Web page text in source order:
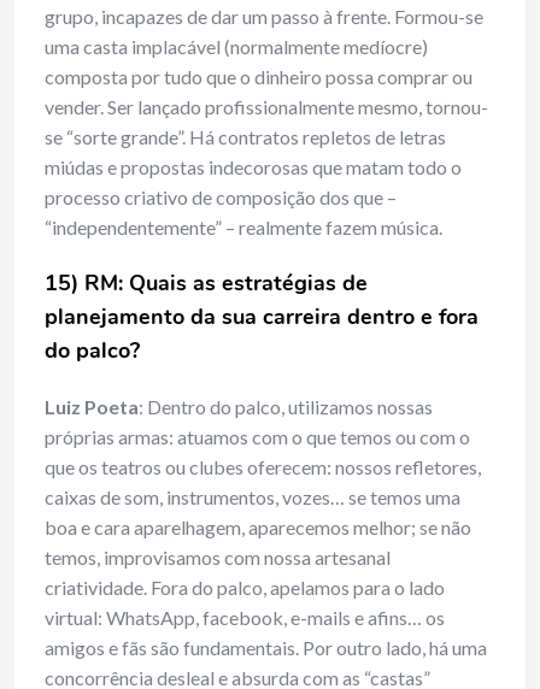
grupo, incapazes de dar um passo à frente. Formou-se
uma casta implacável (normalmente medíocre)
composta por tudo que o dinheiro possa comprar ou
vender. Ser lançado profissionalmente mesmo, tornou-
se “sorte grande”. Há contratos repletos de letras
miúdas e propostas indecorosas que matam todo o
processo criativo de composição dos que –
“independentemente” – realmente fazem música.
15) RM: Quais as estratégias de
planejamento da sua carreira dentro e fora
do palco?
Luiz Poeta: Dentro do palco, utilizamos nossas
próprias armas: atuamos com o que temos ou com o
que os teatros ou clubes oferecem: nossos refletores,
caixas de som, instrumentos, vozes… se temos uma
boa e cara aparelhagem, aparecemos melhor; se não
temos, improvisamos com nossa artesanal
criatividade. Fora do palco, apelamos para o lado
virtual: WhatsApp, facebook, e-mails e afins… os
amigos e fãs são fundamentais. Por outro lado, há uma
concorrência desleal e absurda com as “castas”